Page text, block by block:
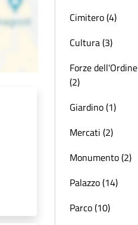
Cimitero (4)
Cultura (3)
Forze dell'Ordine
(2)
Giardino (1)
Mercati (2)
Monumento (2)
Palazzo (14)
Parco (10)